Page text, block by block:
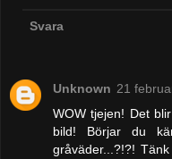
Svara
Unknown 21
WOW tjejen! Det
bild! Börjar du
gråväder...?!?!